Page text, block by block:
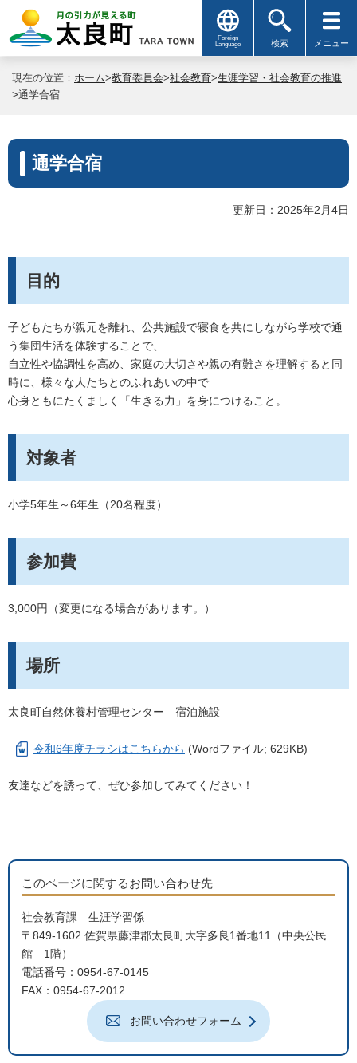
Foreign
Language
検索 メニュー
現在の位置： ホーム>教育委員会>社会教育>生涯学習・社会教育の推進
>通学合宿
通学合宿
更新日：2025年2月4日
目的
子どもたちが親元を離れ、公共施設で寝食を共にしながら学校で通
う集団生活を体験することで、
自立性や協調性を高め、家庭の大切さや親の有難さを理解すると同
時に、様々な人たちとのふれあいの中で
心身ともにたくましく「生きる力」を身につけること。
対象者
小学5年生～6年生（20名程度）
参加費
3,000円（変更になる場合があります。）
場所
太良町自然休養村管理センター 宿泊施設
令和6年度チラシはこちらから (Wordファイル; 629KB)
友達などを誘って、ぜひ参加してみてください！
このページに関するお問い合わせ先
社会教育課 生涯学習係
〒849-1602 佐賀県藤津郡太良町大字多良1番地11（中央公民
館 1階）
電話番号：0954-67-0145
FAX：0954-67-2012
お問い合わせフォーム